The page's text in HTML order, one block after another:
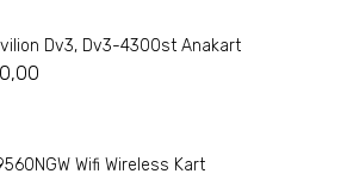
Dv3, Dv3-4300st Anakart
Wifi Wireless Kart